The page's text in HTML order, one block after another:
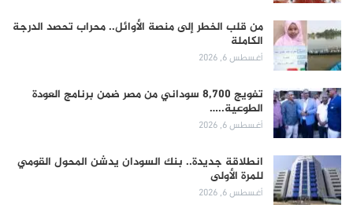
من قلب الخطر إلى منصة الأوائل.. محراب تحصد الدرجة
الكاملة
أغسطس 6, 2026
تفويج 8,700 سوداني من مصر ضمن برنامج العودة
الطوعية..…
أغسطس 6, 2026
انطلاقة جديدة.. بنك السودان يدشن المحول القومي
للمرة الأولى
أغسطس 6, 2026